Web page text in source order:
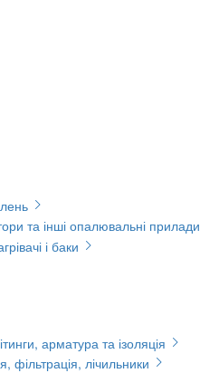
та інші опалювальні прилади
і баки
арматура та ізоляція
фільтрація, лічильники